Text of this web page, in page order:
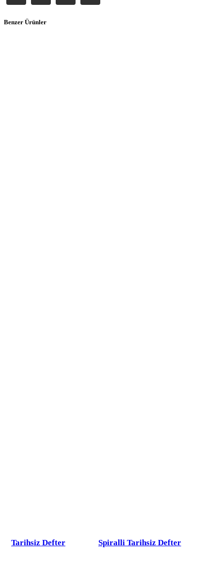
Benzer Ürünler
Tarihsiz Defter Spiralli Tarihsiz Defter